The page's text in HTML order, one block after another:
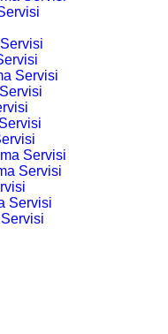
Servisi
Servisi
Servisi
Servisi